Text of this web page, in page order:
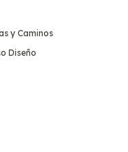
y Caminos
Diseño